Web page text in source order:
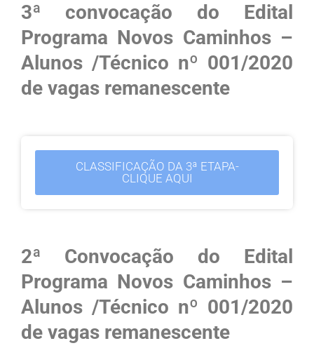
3ª convocação do Edital
Programa Novos Caminhos –
Alunos /Técnico nº 001/2020
de vagas remanescente
CLASSIFICAÇÃO DA 3ª ETAPA-
CLIQUE AQUI
2ª Convocação do Edital
Programa Novos Caminhos –
Alunos /Técnico nº 001/2020
de vagas remanescente